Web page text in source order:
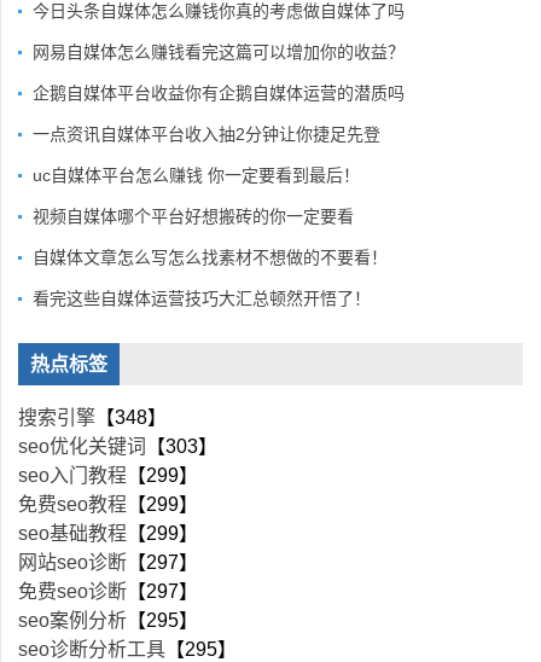
今日头条自媒体怎么赚钱你真的考虑做自媒体了吗
网易自媒体怎么赚钱看完这篇可以增加你的收益？
企鹅自媒体平台收益你有企鹅自媒体运营的潜质吗
一点资讯自媒体平台收入抽2分钟让你捷足先登
uc自媒体平台怎么赚钱 你一定要看到最后！
视频自媒体哪个平台好想搬砖的你一定要看
自媒体文章怎么写怎么找素材不想做的不要看！
看完这些自媒体运营技巧大汇总顿然开悟了！
热点标签
搜索引擎 【348】
seo优化关键词
【303】
seo入门教程 【299】
免费seo教程 【299】
seo基础教程 【299】
网站seo诊断 【297】
免费seo诊断 【297】
seo案例分析 【295】
seo诊断分析工具 【295】